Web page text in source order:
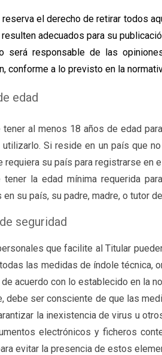
reserva el derecho de retirar todos
adecuados para su
será responsable de las
conforme a lo previsto en la
edad
tener al menos 18 años de edad
Si reside en un país que
requiera su país para registrarse en
tener la edad mínima requerida
su país, su padre, madre, o tutor
seguridad
que facilite al Titular
las medidas de índole técnica,
acuerdo con lo establecido en la
debe ser consciente de que las
la inexistencia de virus u
electrónicos y ficheros
evitar la presencia de estos